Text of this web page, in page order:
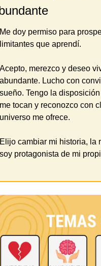
Me doy permiso para
limitantes que aprendí.
Acepto, merezco y deseo
abundante. Lucho con
sueño. Tengo la
me tocan y reconozco con
universo me ofrece.
Elijo cambiar mi historia, la
soy protagonista de mi